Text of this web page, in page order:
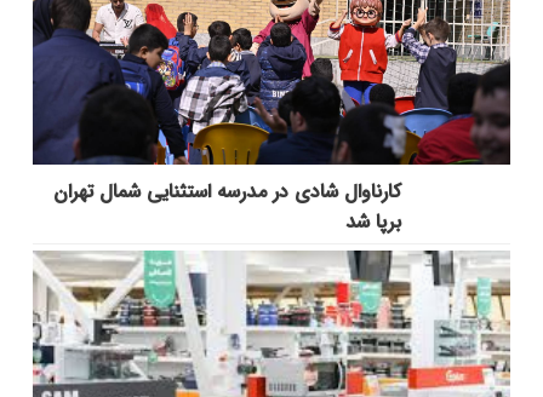
کارناوال شادی در مدرسه استثنایی شمال تهران
برپا شد